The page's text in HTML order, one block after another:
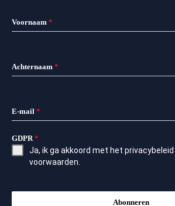
Voornaam *
Achternaam *
E-mail *
GDPR*
Ja, ik ga akkoord met het privacybeleid
voorwaarden
Abonneren